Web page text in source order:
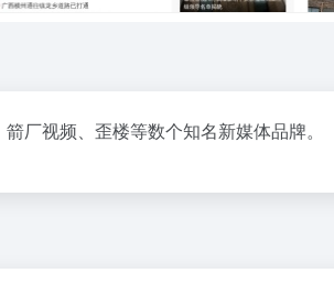
厂视频、歪楼等数个知名新媒体品牌。